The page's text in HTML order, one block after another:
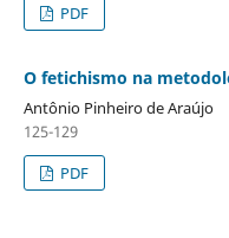
PDF
O fetichismo na
Antônio Pinheiro de Araújo
125-129
PDF